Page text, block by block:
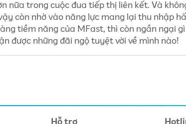
nữa trong cuộc đua tiếp thị liên kết. Và
còn nhờ vào năng lực mang lại thu nhập
tiềm năng của MFast, thì còn ngần ngại
được những đãi ngộ tuyệt vời về mình nào!
Hỗ trợ